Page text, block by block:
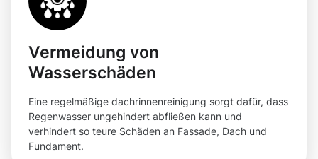
Vermeidung von
Wasserschäden
Eine regelmäßige dachrinnenreinigung sorgt dafür, dass
Regenwasser ungehindert abfließen kann und
verhindert so teure Schäden an Fassade, Dach und
Fundament.